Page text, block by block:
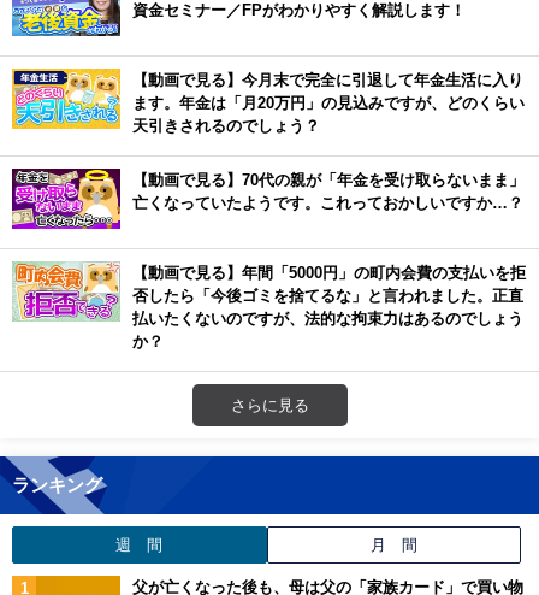
資金セミナー／FPがわかりやすく解説します！
【動画で見る】今月末で完全に引退して年金生活に入り
ます。年金は「月20万円」の見込みですが、どのくらい
天引きされるのでしょう？
【動画で見る】70代の親が「年金を受け取らないまま」
亡くなっていたようです。これっておかしいですか…？
【動画で見る】年間「5000円」の町内会費の支払いを拒
否したら「今後ゴミを捨てるな」と言われました。正直
払いたくないのですが、法的な拘束力はあるのでしょう
か？
さらに見る
ランキング
週 間 月 間
父が亡くなった後も、母は父の「家族カード」で買い物